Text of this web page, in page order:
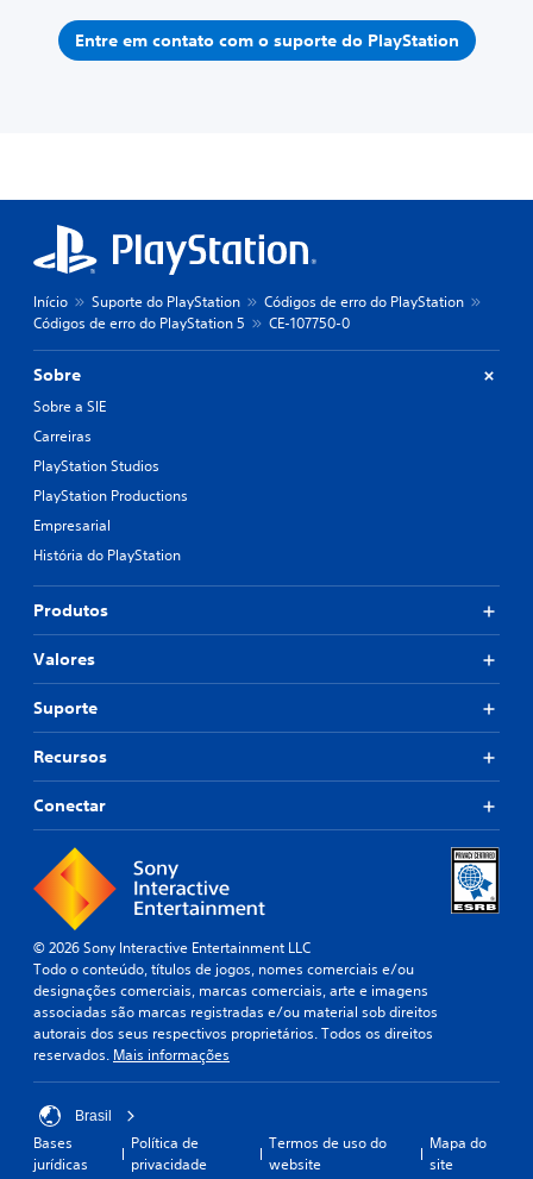
Entre em contato com o suporte do PlayStation
Início Suporte do PlayStation
Códigos de erro do PlayStation
Códigos de erro do PlayStation 5
CE-107750-0
Sobre
Sobre a SIE
Carreiras
PlayStation Studios
PlayStation Productions
Empresarial
História do PlayStation
Produtos
Valores
Suporte
Recursos
Conectar
© 2026 Sony Interactive Entertainment LLC
Todo o conteúdo, títulos de jogos, nomes comerciais e/ou
designações comerciais, marcas comerciais, arte e imagens
associadas são marcas registradas e/ou material sob direitos
autorais dos seus respectivos proprietários. Todos os direitos
reservados. Mais informações
Brasil
Bases
jurídicas
Política de
privacidade
Termos de uso do
website
Mapa do
site